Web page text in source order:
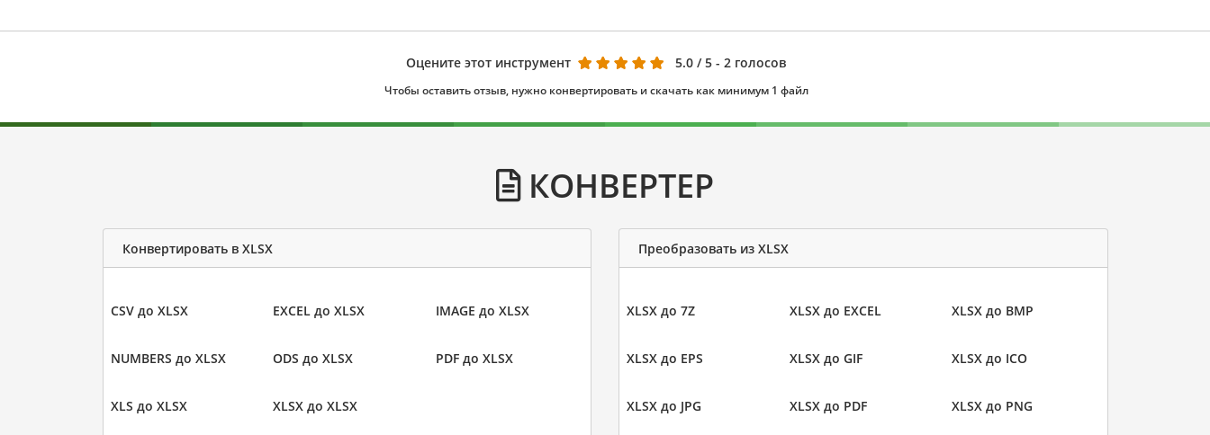
Оцените этот инструмент 5.0 / 5 - 2 голосов
Чтобы оставить отзыв, нужно конвертировать и скачать как минимум 1 файл
КОНВЕРТЕР
Конвертировать в XLSX
CSV до XLSX EXCEL до XLSX IMAGE до XLSX
NUMBERS до XLSX ODS до XLSX PDF до XLSX
XLS до XLSX XLSX до XLSX
Преобразовать из XLSX
XLSX до 7Z XLSX до EXCEL XLSX до BMP
XLSX до EPS XLSX до GIF XLSX до ICO
XLSX до JPG XLSX до PDF XLSX до PNG